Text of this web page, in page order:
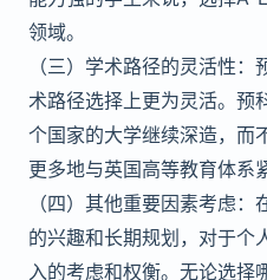
领域。
（三）学术路径的灵活性
术路径选择上更为灵活。预
个国家的大学继续深造，而
更多地与英国高等教育体系
（四）其他重要因素考虑
的兴趣和长期规划，对于个
入的考虑和权衡。无论选择